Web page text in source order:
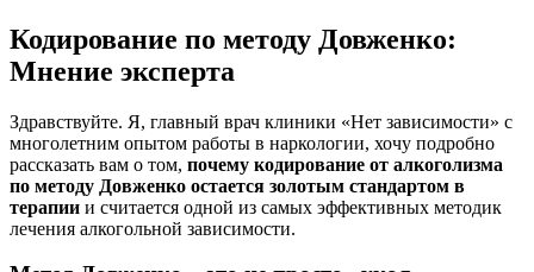
Кодирование по методу Довженко:
Мнение эксперта
Здравствуйте. Я, главный врач клиники «Нет зависимости» с
многолетним опытом работы в наркологии, хочу подробно
рассказать вам о том, почему кодирование от алкоголизма
по методу Довженко остается золотым стандартом в
терапии и считается одной из самых эффективных методик
лечения алкогольной зависимости.